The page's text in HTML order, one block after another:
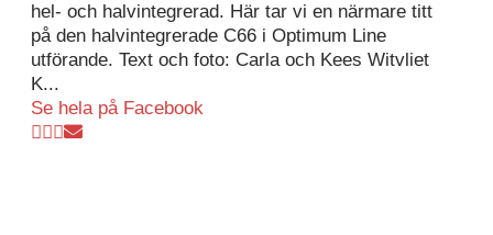
hel- och halvintegrerad. Här tar vi en närmare titt
på den halvintegrerade C66 i Optimum Line
utförande. Text och foto: Carla och Kees Witvliet
K...
Se hela på Facebook